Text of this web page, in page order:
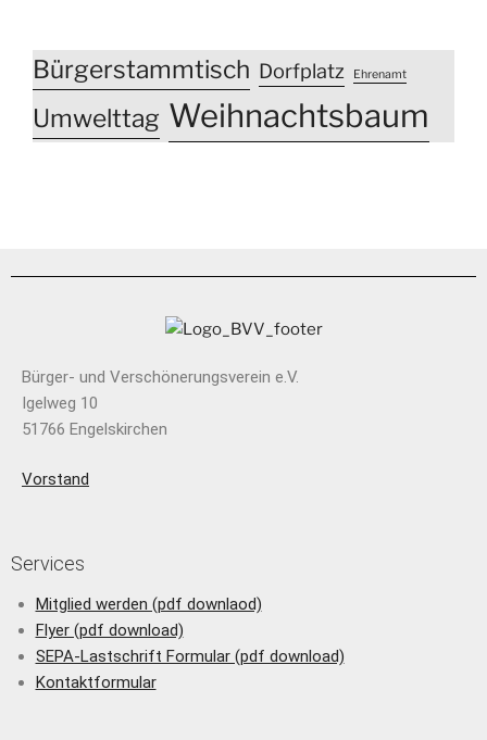
Bürgerstammtisch Dorfplatz Ehrenamt
Umwelttag Weihnachtsbaum
Bürger- und Verschönerungsverein e.V.
Igelweg 10
51766 Engelskirchen
Vorstand
Services
Mitglied werden (pdf downlaod)
Flyer (pdf download)
SEPA-Lastschrift Formular (pdf download)
Kontaktformular